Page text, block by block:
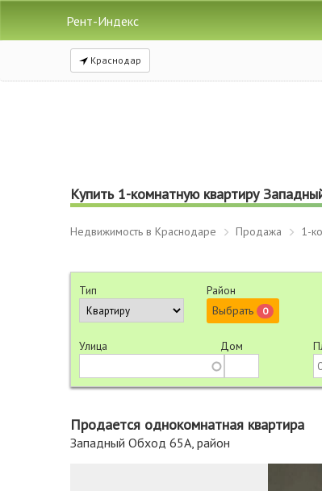
Рент-Индекс
Краснодар
Купить 1-комнатную квартиру
Недвижимость в Краснодаре Продажа 1-
Тип
Район
Выбрать
0
Улица Дом
Продается однокомнатная квартира
Западный Обход 65А, район